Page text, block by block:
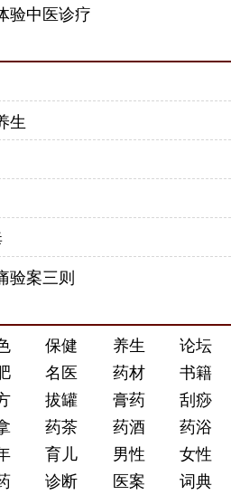
验中医诊疗
生
验案三则
保健 养生
论坛
名医 药材
书籍
拔罐 膏药
刮痧
药茶 药酒
药浴
育儿 男性
女性
诊断 医案 词典